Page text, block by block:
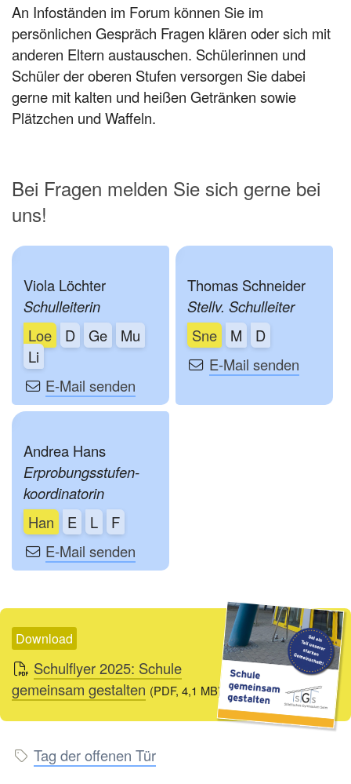
An Infoständen im Forum können Sie im
persönlichen Gespräch Fragen klären oder sich mit
anderen Eltern austauschen. Schülerinnen und
Schüler der oberen Stufen versorgen Sie dabei
gerne mit kalten und heißen Getränken sowie
Plätzchen und Waffeln.
Bei Fragen melden Sie sich gerne bei
uns!
Viola Löchter
Schulleiterin
Loe
D Ge
Mu
Li
E-Mail senden
Thomas Schneider
Stellv. Schulleiter
Sne
M
D
E-Mail senden
Andrea Hans
Erprobungsstufen­
koordinatorin
Han
E L
F
E-Mail senden
Download
Schulflyer 2025: Schule
gemeinsam gestalten (PDF, 4,1 MB)
Tag der offenen Tür